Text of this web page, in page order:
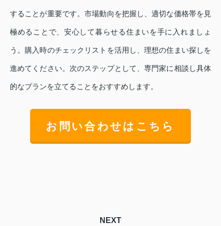
することが重要です。市場動向を把握し、適切な価格帯を見
極めることで、安心して暮らせる住まいを手に入れましょ
う。購入時のチェックリストを活用し、理想の住まい探しを
進めてください。次のステップとして、専門家に相談し具体
的なプランを立てることをおすすめします。
お問い合わせはこちら
NEXT